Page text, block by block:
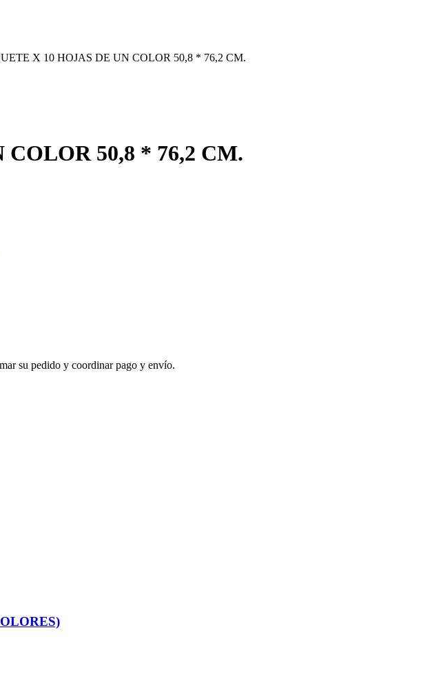
X 10 HOJAS DE UN COLOR 50,8 * 76,2 CM.
50,8 * 76,2 CM.
su pedido y coordinar pago y envío.